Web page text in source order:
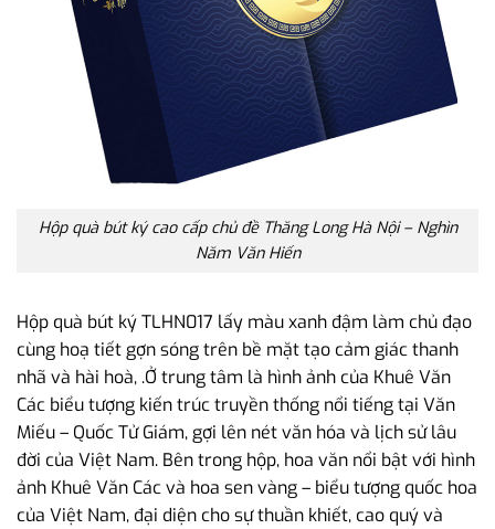
Hộp quà bút ký cao cấp chủ đề Thăng Long Hà Nội – Nghìn
Năm Văn Hiến
Hộp quà bút ký TLHN017 lấy màu xanh đậm làm chủ đạo
cùng hoạ tiết gợn sóng trên bề mặt tạo cảm giác thanh
nhã và hài hoà, .Ở trung tâm là hình ảnh của Khuê Văn
Các biểu tượng kiến trúc truyền thống nổi tiếng tại Văn
Miếu – Quốc Tử Giám, gợi lên nét văn hóa và lịch sử lâu
đời của Việt Nam. Bên trong hộp, hoa văn nổi bật với hình
ảnh Khuê Văn Các và hoa sen vàng – biểu tượng quốc hoa
của Việt Nam, đại diện cho sự thuần khiết, cao quý và